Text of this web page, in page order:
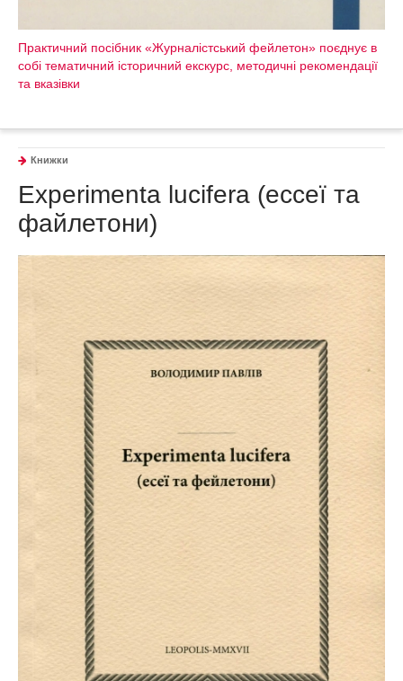
Практичний посібник «Журналістський фейлетон» поєднує в
собі тематичний історичний екскурс, методичні рекомендації
та вказівки
Книжки
Experimenta lucifera (ессеї та
файлетони)